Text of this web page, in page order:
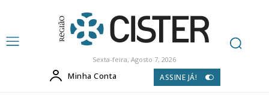
Sexta-feira, Agosto 7, 2026
Minha Conta ASSINE JÁ!